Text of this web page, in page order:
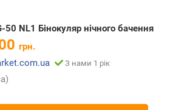
50 NL1 Бінокуляр нічного бачення
грн.
З нами 1 рік